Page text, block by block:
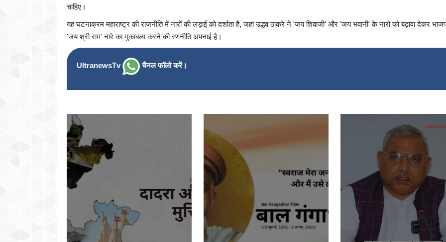
चाहिए।
यह घटनाक्रम महाराष्ट्र की राजनीति में नारों की लड़ाई को दर्शाता है, जहां उद्धव ठाकरे ने 'जय शिवाजी' और 'जय भवानी' के नारों को बढ़ावा देकर
'जय श्री राम' नारे का मुकाबला करने की रणनीति अपनाई है।
UltranewsTv चैनल फॉलो करें।